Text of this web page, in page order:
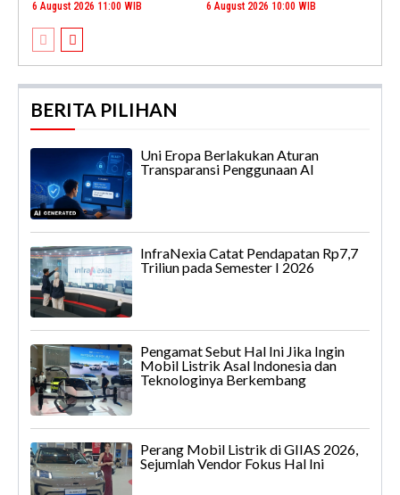
6 August 2026 11:00 WIB 6 August 2026 10:00 WIB
BERITA PILIHAN
Uni Eropa Berlakukan Aturan
Transparansi Penggunaan AI
InfraNexia Catat Pendapatan Rp7,7
Triliun pada Semester I 2026
Pengamat Sebut Hal Ini Jika Ingin
Mobil Listrik Asal Indonesia dan
Teknologinya Berkembang
Perang Mobil Listrik di GIIAS 2026,
Sejumlah Vendor Fokus Hal Ini